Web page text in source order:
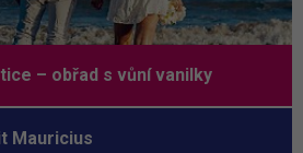
– obřad s vůní vanilky
Mauricius